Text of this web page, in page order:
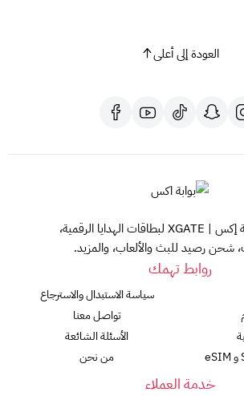
العودة إلى أعلى
موسوعة بوابة إكس | XGATE لبطاقات الهدايا الرقمية،
شحن رصيد للبث والألعاب، والمزيد.
روابط تهمك
سياسة الاستبدال والاسترجاع
تواصل معنا
الأسئلة الشائعة
من نحن
خدمة العملاء